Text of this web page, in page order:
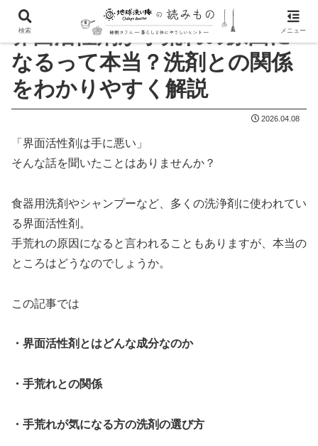
界面活性剤が手荒れの原因に
なるって本当？洗剤との関係
をわかりやすく解説
2026.04.08
「界面活性剤は手に悪い」
そんな話を聞いたことはありませんか？
食器用洗剤やシャンプーなど、多くの洗浄剤に使われてい
る界面活性剤。
手荒れの原因になると言われることもありますが、本当の
ところはどうなのでしょうか。
この記事では
・界面活性剤とはどんな成分なのか
・手荒れとの関係
・手荒れが気になる方の洗剤の選び方
検索 メニュー